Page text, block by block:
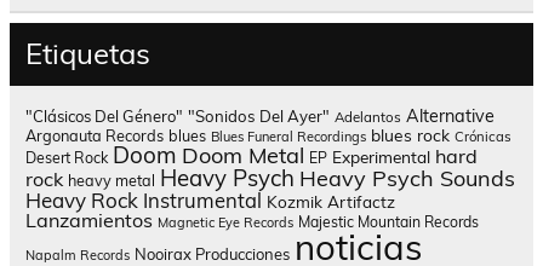
Etiquetas
"Clásicos Del Género" "Sonidos Del Ayer" Adelantos Alternative
Argonauta Records blues Blues Funeral Recordings blues rock Crónicas
Desert Rock Doom Doom Metal EP Experimental hard
rock heavy metal Heavy Psych Heavy Psych Sounds
Heavy Rock Instrumental Kozmik Artifactz
Lanzamientos Magnetic Eye Records Majestic Mountain Records
Napalm Records Nooirax Producciones noticias